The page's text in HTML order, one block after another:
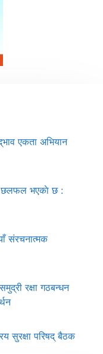
एकता अभियान
छलफल भएकाे छ :
संरचनात्मक
रक्षा गठबन्धन
सुरक्षा परिषद् बैठक